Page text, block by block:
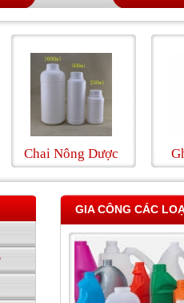
Chai Nông Dược Ghế
GIA CÔNG CÁC